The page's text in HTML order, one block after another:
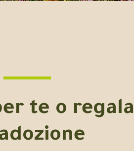
te o regala